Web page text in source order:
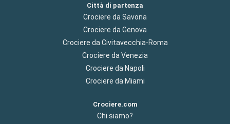
Città di partenza
Crociere da Savona
Crociere da Genova
Crociere da Civitavecchia-Roma
Crociere da Venezia
Crociere da Napoli
Crociere da Miami
Crociere.com
Chi siamo?